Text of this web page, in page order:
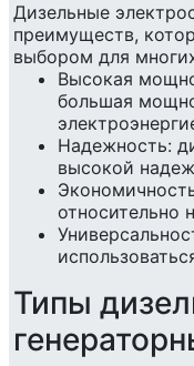
Дизельные
преимуществ,
выбором для
Высокая
большая
Надежность:
высокой
относительно
Типы